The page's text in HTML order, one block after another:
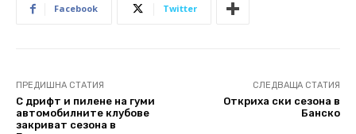
Facebook Twitter
ПРЕДИШНА СТАТИЯ
С дрифт и пилене на гуми
автомобилните клубове
закриват сезона в
СЛЕДВАЩА СТАТИЯ
Откриха ски сезона в
Банско